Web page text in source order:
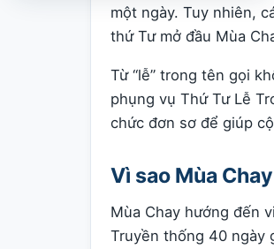
một ngày. Tuy nhiên,
thứ Tư mở đầu Mùa
Từ “lễ” trong tên gọi
phụng vụ Thứ Tư Lễ
chức đơn sơ để giúp
Vì sao Mùa
Mùa Chay hướng đến
Truyền thống 40 ngày